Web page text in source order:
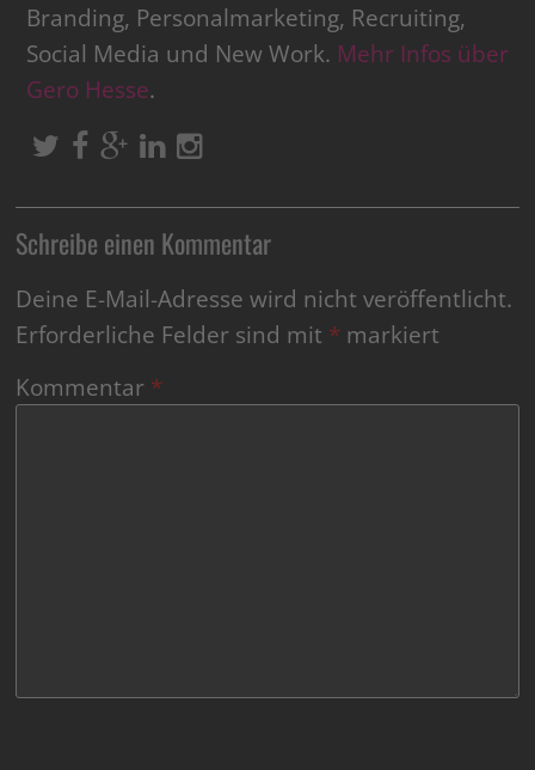
Branding, Personalmarketing, Recruiting,
Social Media und New Work. Mehr Infos über
Gero Hesse.
Schreibe einen Kommentar
Deine E-Mail-Adresse wird nicht veröffentlicht.
Erforderliche Felder sind mit * markiert
Kommentar *